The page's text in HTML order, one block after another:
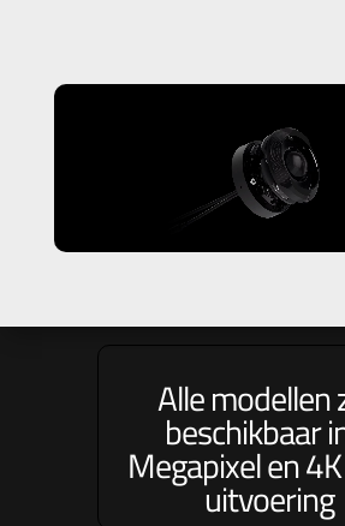
Alle modellen
beschikbaar
Megapixel en
uitvoering